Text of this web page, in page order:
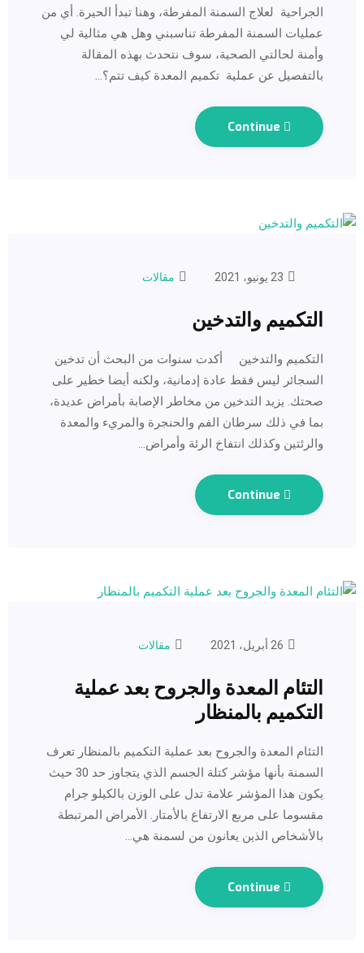
الجراحية لعلاج السمنة المفرطة، وهنا تبدأ الحيرة. أي من
عمليات السمنة المفرطة تناسبني وهل هي مثالية لي
وأمنة لحالتي الصحية، سوف نتحدث بهذه المقالة
بالتفصيل عن عملية تكميم المعدة كيف تتم؟…
Continue
مقالات
التكميم والتدخين
التكميم والتدخين أكدت سنوات من البحث أن تدخين
السجائر ليس فقط عادة إدمانية، ولكنه أيضا خطير على
صحتك. يزيد التدخين من مخاطر الإصابة بأمراض عديدة،
بما في ذلك سرطان الفم والحنجرة والمريء والمعدة
والرئتين وكذلك انتفاخ الرئة وأمراض…
Continue
مقالات
التئام المعدة والجروح بعد عملية
التكميم بالمنظار
التئام المعدة والجروح بعد عملية التكميم بالمنظار تعرف
السمنة بأنها مؤشر كتلة الجسم الذي يتجاوز حد 30 حيث
يكون هذا المؤشر علامة تدل على الوزن بالكيلو جرام
مقسوما على مربع الارتفاع بالأمتار. الأمراض المرتبطة
بالأشخاص الذين يعانون من لسمنة هي…
Continue